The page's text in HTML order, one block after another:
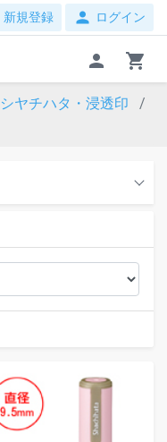
新規登録 person ログイン
person shopping_cart
シヤチハタ・浸透印